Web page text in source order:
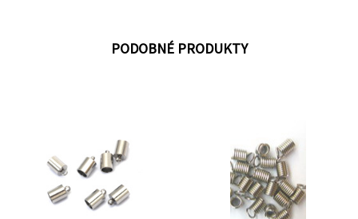
PODOBNÉ PRODUKTY